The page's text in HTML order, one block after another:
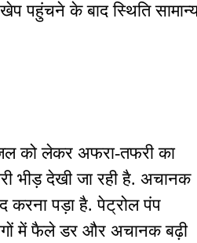
पहुंचने के बाद स्थिति
को लेकर अफरा-तफरी का
भीड़ देखी जा रही है. अचानक
करना पड़ा है. पेट्रोल पंप
में फैले डर और अचानक बढ़ी